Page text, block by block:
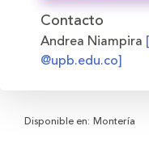
Contacto
Andrea Niampira
@upb.edu.co]
Disponible en: Montería